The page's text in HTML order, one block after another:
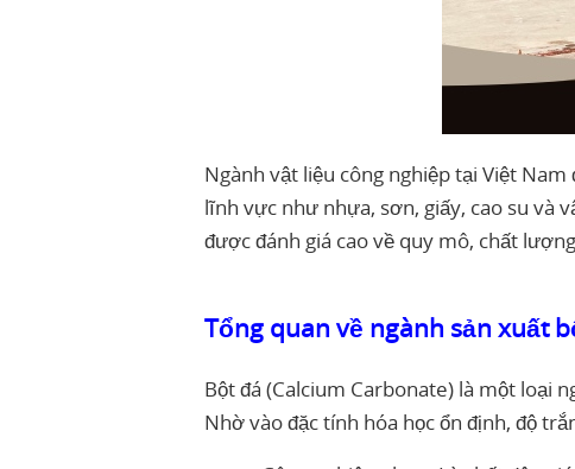
Ngành vật liệu công nghiệp tại Việt
lĩnh vực như nhựa, sơn, giấy, cao su và
được đánh giá cao về quy mô, chất
Tổng quan về ngành sản xuất
Bột đá (Calcium Carbonate) là một loại
Nhờ vào đặc tính hóa học ổn định, độ